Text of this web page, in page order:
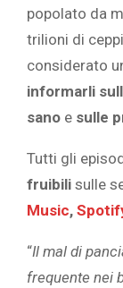
popolato da
trilioni di
considerato
informarli
sano e sulle
Tutti gli
fruibili sulle
Music,
“Il mal di
frequente nei